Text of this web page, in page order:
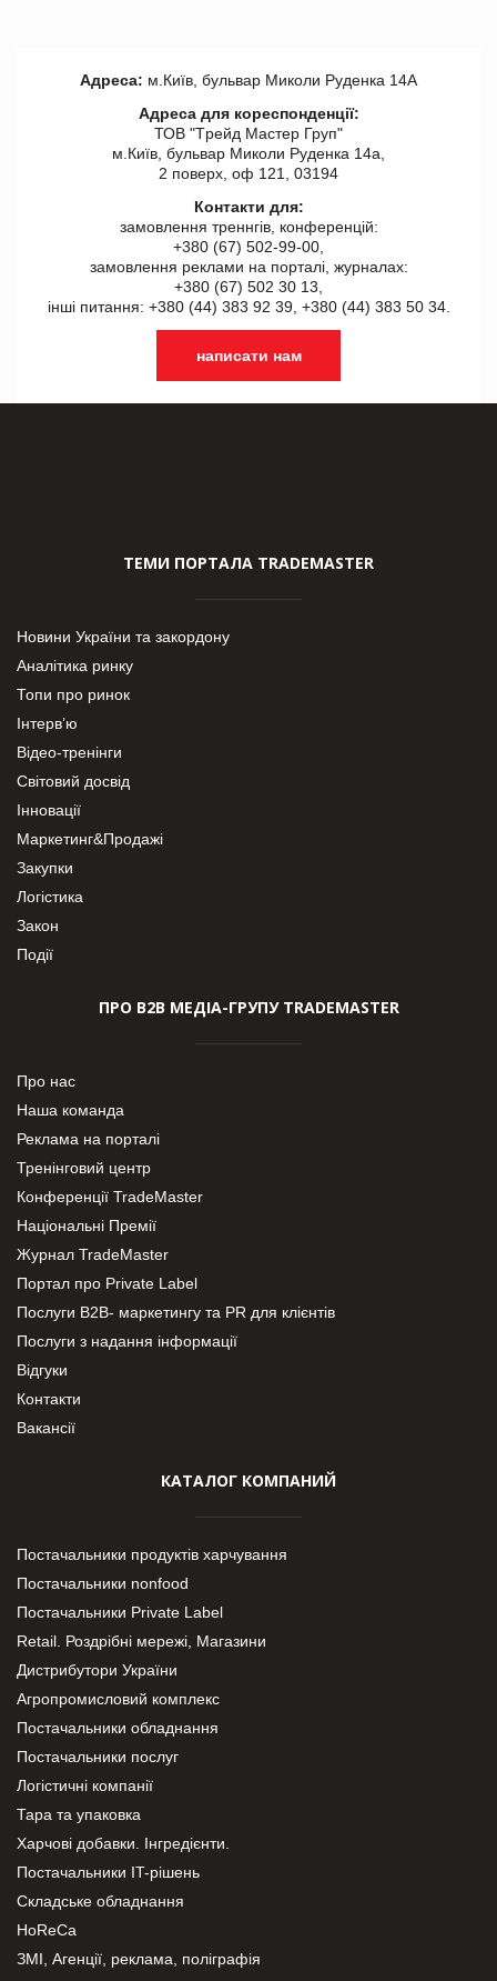
Адреса: м.Київ, бульвар Миколи Руденка 14А
Адреса для кореспонденції:
ТОВ "Tрейд Мастер Груп"
м.Київ, бульвар Миколи Руденка 14а,
2 поверх, оф 121, 03194
Контакти для:
замовлення треннгів, конференцій:
+380 (67) 502-99-00,
замовлення реклами на порталі, журналах:
+380 (67) 502 30 13,
інші питання: +380 (44) 383 92 39, +380 (44) 383 50 34.
написати нам
ТЕМИ ПОРТАЛА TRADEMASTER
Новини України та закордону
Аналітика ринку
Топи про ринок
Інтерв’ю
Відео-тренінги
Світовий досвід
Інновації
Маркетинг&Продажі
Закупки
Логістика
Закон
Події
ПРО В2В МЕДІА-ГРУПУ TRADEMASTER
Про нас
Наша команда
Реклама на порталі
Тренінговий центр
Конференції TradeMaster
Національні Премії
Журнал TradeMaster
Портал про Private Label
Послуги В2В- маркетингу та PR для клієнтів
Послуги з надання інформації
Відгуки
Контакти
Вакансії
КАТАЛОГ КОМПАНИЙ
Постачальники продуктів харчування
Постачальники nonfood
Постачальники Private Label
Retail. Роздрібні мережі, Магазини
Дистрибутори України
Агропромисловий комплекс
Постачальники обладнання
Постачальники послуг
Логістичні компанії
Тара та упаковка
Харчові добавки. Інгредієнти.
Постачальники IT-рішень
Складське обладнання
HoReCa
ЗМІ, Агенції, реклама, поліграфія